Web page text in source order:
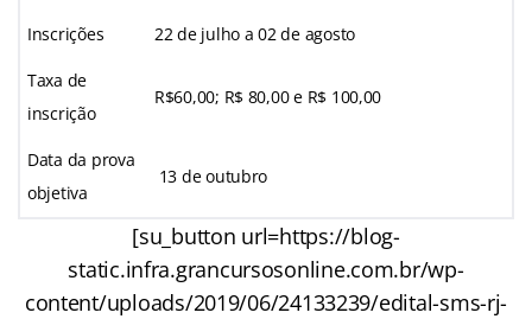
Inscrições 22 de julho a 02 de agosto
Taxa de
inscrição
R$60,00; R$ 80,00 e R$ 100,00
Data da prova
objetiva
13 de outubro
[su_button url=https://blog-
static.infra.grancursosonline.com.br/wp-
content/uploads/2019/06/24133239/edital-sms-rj-